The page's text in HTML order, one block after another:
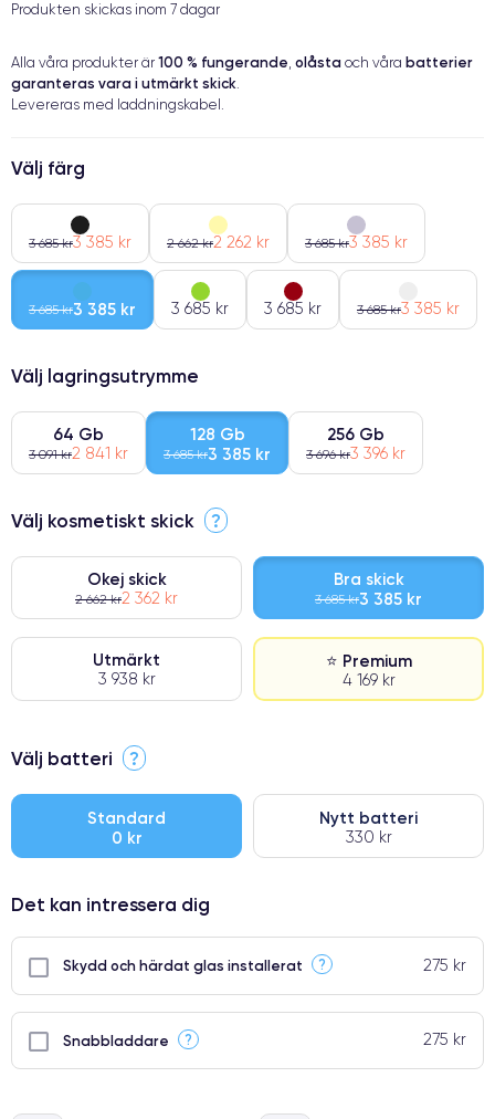
Produkten skickas inom 7 dagar
Alla våra produkter är 100 % fungerande, olåsta och våra batterier
garanteras vara i utmärkt skick.
Levereras med laddningskabel.
Välj färg
3 685 kr3 385 kr 2 662 kr2 262 kr 3 685 kr3 385 kr
3 685 kr3 385 kr 3 685 kr 3 685 kr 3 685 kr3 385 kr
Välj lagringsutrymme
64 Gb
3 091 kr2 841 kr
128 Gb
3 685 kr3 385 kr
256 Gb
3 696 kr3 396 kr
Välj kosmetiskt skick ?
Okej skick
2 662 kr2 362 kr
Bra skick
3 685 kr3 385 kr
Utmärkt
3 938 kr
⭐ Premium
4 169 kr
⭐ Premium
● Oklanderlig kvalitetsskärm
● Endast 5% av våra telefoner har premiumklassning
Välj batteri ?
Standard
0 kr
Nytt batteri
330 kr
Det kan intressera dig
Skydd och härdat glas installerat ? 275 kr
Snabbladdare ? 275 kr